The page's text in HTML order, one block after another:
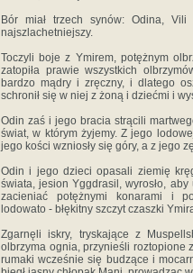
Bór miał trzech synów: Odina,
najszlachetniejszy.
Toczyli boje z Ymirem, potężnym
zatopiła prawie wszystkich
bardzo mądry i zręczny, i dlatego
schronił się w niej z żoną i dziećmi i
Odin zaś i jego bracia strącili
świat, w którym żyjemy. Z jego
jego kości wzniosły się góry, a z jego
Odin i jego dzieci opasali ziemię
świata, jesion Yggdrasil, wyrosło,
zacieniać potężnymi konarami i
lodowato - błękitny szczyt czaszki
Zgarnęli iskry, tryskające z
olbrzyma ognia, przynieśli roztopione
rumaki wcześnie się budzące i